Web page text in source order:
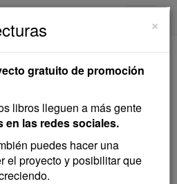
,ensayo
×
gratuito de promoción
libros lleguen a más gente
las redes sociales.
puedes hacer una
el proyecto y posibilitar que